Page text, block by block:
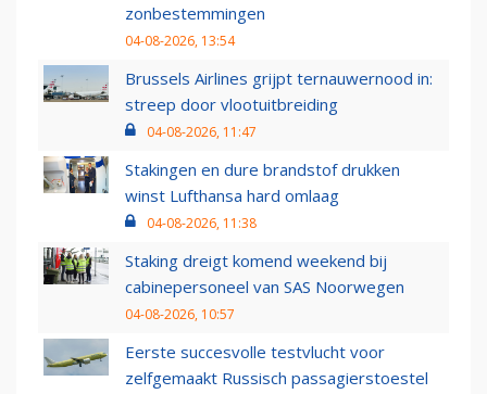
zonbestemmingen
04-08-2026, 13:54
Brussels Airlines grijpt ternauwernood in:
streep door vlootuitbreiding
04-08-2026, 11:47
Stakingen en dure brandstof drukken
winst Lufthansa hard omlaag
04-08-2026, 11:38
Staking dreigt komend weekend bij
cabinepersoneel van SAS Noorwegen
04-08-2026, 10:57
Eerste succesvolle testvlucht voor
zelfgemaakt Russisch passagierstoestel